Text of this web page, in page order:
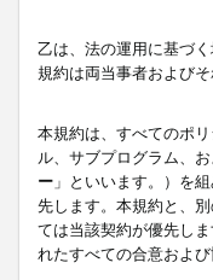
乙は、法の運用に基づ
規約は両当事者および
本規約は、すべてのポ
ル、サブプログラム、
ー 」といいます。）を
先します。本規約と、
ては当該契約が優先し
れたすべての合意および